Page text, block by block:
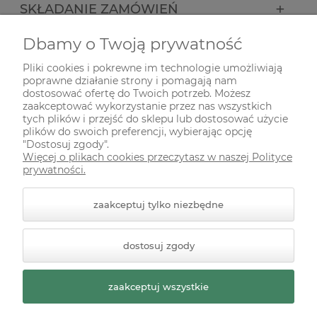
SKŁADANIE ZAMÓWIEŃ
INFORMACJE
ODWIEDŹ NAS NA
Styl graficzny ShopGadget.pl
Sklep internetowy Shoper
Premium
Dbamy o Twoją prywatność
Pliki cookies i pokrewne im technologie umożliwiają
poprawne działanie strony i pomagają nam
dostosować ofertę do Twoich potrzeb. Możesz
zaakceptować wykorzystanie przez nas wszystkich
tych plików i przejść do sklepu lub dostosować użycie
plików do swoich preferencji, wybierając opcję
"Dostosuj zgody".
Więcej o plikach cookies przeczytasz w naszej Polityce
prywatności.
zaakceptuj tylko niezbędne
dostosuj zgody
zaakceptuj wszystkie